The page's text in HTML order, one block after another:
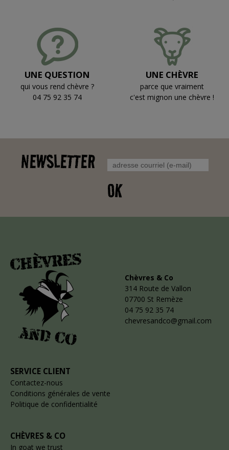
UNE QUESTION
qui vous rend chèvre ?
04 75 92 35 74
UNE CHÈVRE
parce que vraiment
c'est mignon une chèvre !
NEWSLETTER
OK
Chèvres & Co
314 Route de Vallon
07700 St Remèze
04 75 92 35 74
chevresandco@gmail.com
SERVICE CLIENT
Contactez-nous
Conditions générales de vente
Politique de confidentialité
CHÈVRES & CO
In goat we trust